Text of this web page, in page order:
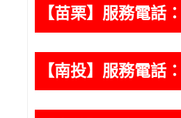
【苗栗】服務電話：
【南投】服務電話：